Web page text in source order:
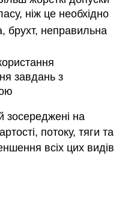
ніж це необхідно
брухт, неправильна
завдань з
зосереджені на
потоку, тяги та
всіх цих видів